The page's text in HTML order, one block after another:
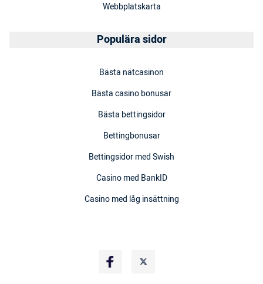
Webbplatskarta
Populära sidor
Bästa nätcasinon
Bästa casino bonusar
Bästa bettingsidor
Bettingbonusar
Bettingsidor med Swish
Casino med BankID
Casino med låg insättning